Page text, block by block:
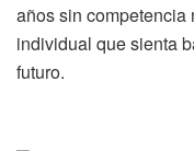
años sin competencia
individual que sienta
futuro.